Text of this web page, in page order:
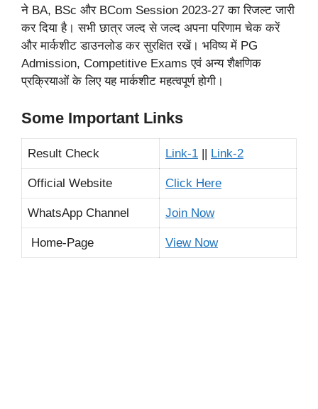
ने BA, BSc और BCom Session 2023-27 का रिजल्ट जारी
कर दिया है। सभी छात्र जल्द से जल्द अपना परिणाम चेक करें
और मार्कशीट डाउनलोड कर सुरक्षित रखें। भविष्य में PG
Admission, Competitive Exams एवं अन्य शैक्षणिक
प्रक्रियाओं के लिए यह मार्कशीट महत्वपूर्ण होगी।
Some Important Links
Result Check Link-1 Link-2
Official Website Click Here
WhatsApp Channel Join Now
Home-Page View Now